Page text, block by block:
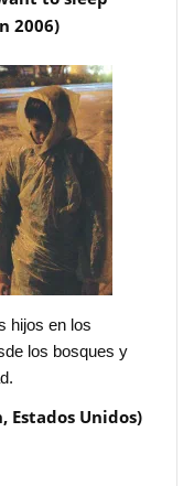
2006)
hijos en los
los bosques y
Estados Unidos)